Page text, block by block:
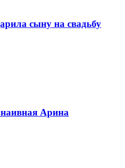
сыну на свадьбу
Арина